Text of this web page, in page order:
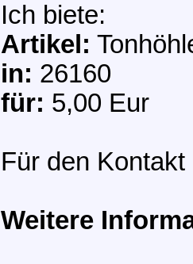
Ich biete:
Artikel:
in: 26160
für: 5,00 Eur
Für den
Weitere